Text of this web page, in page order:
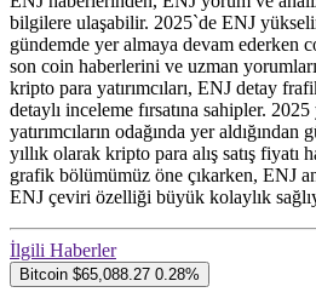
bilgilere ulaşabilir. 2025`de ENJ
gündemde yer almaya devam ederken
son coin haberlerini ve uzman
kripto para yatırımcıları, ENJ detay
detaylı inceleme fırsatına sahipler.
yatırımcıların odağında yer
yıllık olarak kripto para alış satış
grafik bölümümüz öne çıkarken, ENJ
ENJ çeviri özelliği büyük kolaylık
İlgili Haberler
Bitcoin $65,088.27 0.28%